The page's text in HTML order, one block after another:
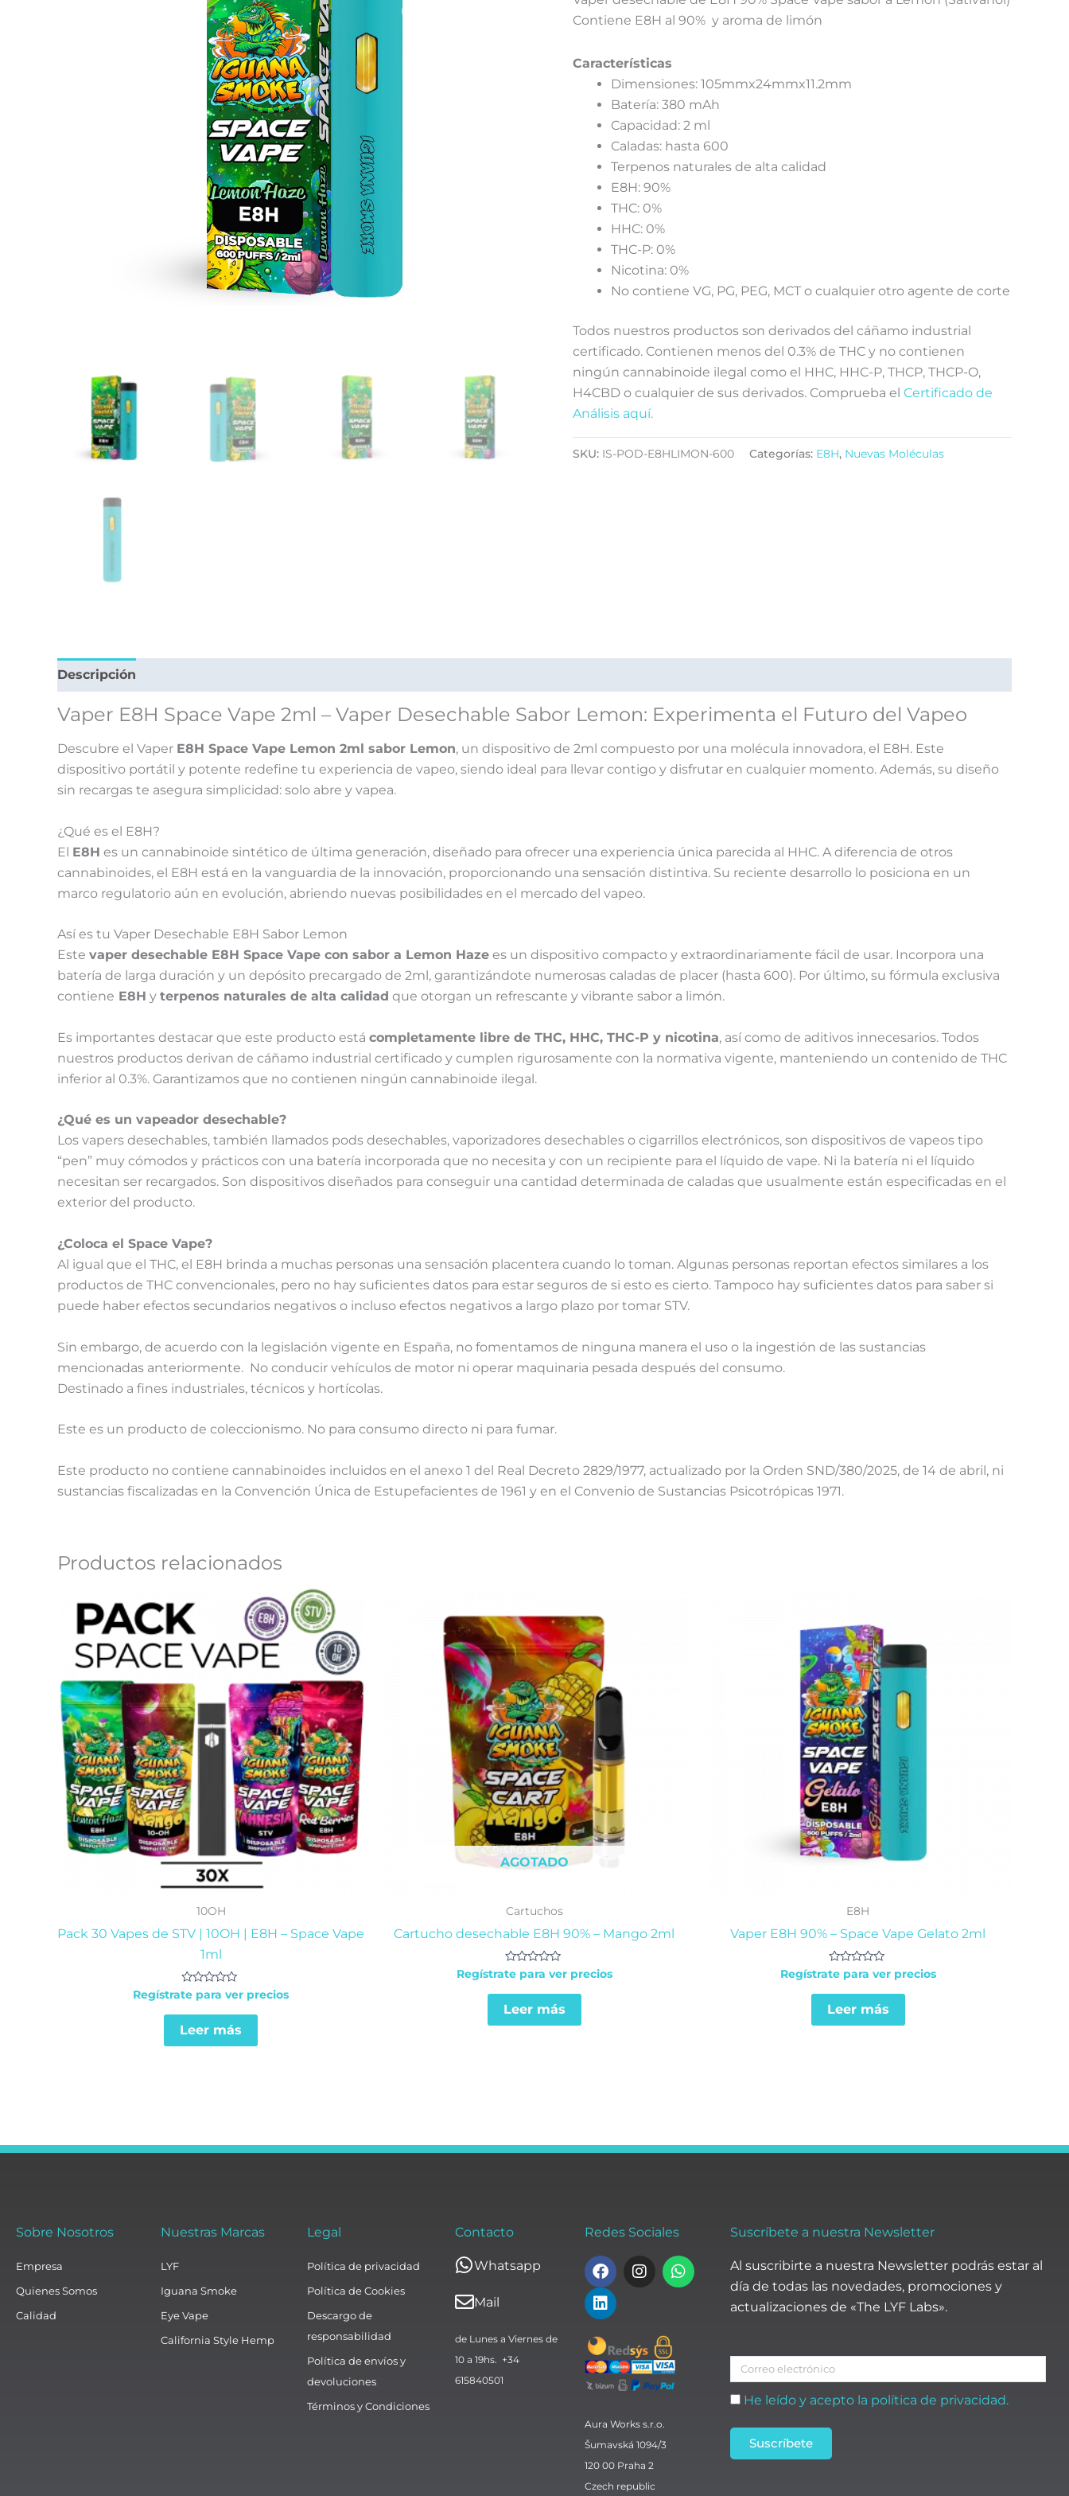
Contiene E8H al 90% y aroma de limón
Características
Dimensiones: 105mmx24mmx11.2mm
Batería: 380 mAh
Capacidad: 2 ml
Caladas: hasta 600
Terpenos naturales de alta calidad
E8H: 90%
THC: 0%
HHC: 0%
THC-P: 0%
Nicotina: 0%
No contiene VG, PG, PEG, MCT o cualquier otro agente de corte
Todos nuestros productos son derivados del cáñamo industrial
certificado. Contienen menos del 0.3% de THC y no contienen
ningún cannabinoide ilegal como el HHC, HHC-P, THCP, THCP-O,
H4CBD o cualquier de sus derivados. Comprueba el Certificado de
Análisis aquí.
SKU: IS-POD-E8HLIMON-600 Categorías: E8H, Nuevas Moléculas
Descripción
Vaper E8H Space Vape 2ml – Vaper Desechable Sabor Lemon: Experimenta el Futuro del Vapeo
Descubre el Vaper E8H Space Vape Lemon 2ml sabor Lemon, un dispositivo de 2ml compuesto por una molécula innovadora, el E8H. Este
dispositivo portátil y potente redefine tu experiencia de vapeo, siendo ideal para llevar contigo y disfrutar en cualquier momento. Además, su diseño
sin recargas te asegura simplicidad: solo abre y vapea.
¿Qué es el E8H?
El E8H es un cannabinoide sintético de última generación, diseñado para ofrecer una experiencia única parecida al HHC. A diferencia de otros
cannabinoides, el E8H está en la vanguardia de la innovación, proporcionando una sensación distintiva. Su reciente desarrollo lo posiciona en un
marco regulatorio aún en evolución, abriendo nuevas posibilidades en el mercado del vapeo.
Así es tu Vaper Desechable E8H Sabor Lemon
Este vaper desechable E8H Space Vape con sabor a Lemon Haze es un dispositivo compacto y extraordinariamente fácil de usar. Incorpora una
batería de larga duración y un depósito precargado de 2ml, garantizándote numerosas caladas de placer (hasta 600). Por último, su fórmula exclusiva
contiene E8H y terpenos naturales de alta calidad que otorgan un refrescante y vibrante sabor a limón.
Es importantes destacar que este producto está completamente libre de THC, HHC, THC-P y nicotina, así como de aditivos innecesarios. Todos
nuestros productos derivan de cáñamo industrial certificado y cumplen rigurosamente con la normativa vigente, manteniendo un contenido de THC
inferior al 0.3%. Garantizamos que no contienen ningún cannabinoide ilegal.
¿Qué es un vapeador desechable?
Los vapers desechables, también llamados pods desechables, vaporizadores desechables o cigarrillos electrónicos, son dispositivos de vapeos tipo
“pen” muy cómodos y prácticos con una batería incorporada que no necesita y con un recipiente para el líquido de vape. Ni la batería ni el líquido
necesitan ser recargados. Son dispositivos diseñados para conseguir una cantidad determinada de caladas que usualmente están especificadas en el
exterior del producto.
¿Coloca el Space Vape?
Al igual que el THC, el E8H brinda a muchas personas una sensación placentera cuando lo toman. Algunas personas reportan efectos similares a los
productos de THC convencionales, pero no hay suficientes datos para estar seguros de si esto es cierto. Tampoco hay suficientes datos para saber si
puede haber efectos secundarios negativos o incluso efectos negativos a largo plazo por tomar STV.
Sin embargo, de acuerdo con la legislación vigente en España, no fomentamos de ninguna manera el uso o la ingestión de las sustancias
mencionadas anteriormente. No conducir vehículos de motor ni operar maquinaria pesada después del consumo.
Destinado a fines industriales, técnicos y hortícolas.
Este es un producto de coleccionismo. No para consumo directo ni para fumar.
Este producto no contiene cannabinoides incluidos en el anexo 1 del Real Decreto 2829/1977, actualizado por la Orden SND/380/2025, de 14 de abril, ni
sustancias fiscalizadas en la Convención Única de Estupefacientes de 1961 y en el Convenio de Sustancias Psicotrópicas 1971.
Productos relacionados
10OH
Pack 30 Vapes de STV | 10OH | E8H – Space Vape
1ml
Valorado
0
de
5
Regístrate para ver precios
Leer más
AGOTADO
Cartuchos
Cartucho desechable E8H 90% – Mango 2ml
Valorado
0
de
5
Regístrate para ver precios
Leer más
E8H
Vaper E8H 90% – Space Vape Gelato 2ml
Valorado
0
de
5
Regístrate para ver precios
Leer más
Sobre Nosotros
Empresa
Quienes Somos
Calidad
Nuestras Marcas
LYF
Iguana Smoke
Eye Vape
California Style Hemp
Legal
Política de privacidad
Política de Cookies
Descargo de
responsabilidad
Política de envíos y
devoluciones
Términos y Condiciones
Contacto
Whatsapp
Mail
de Lunes a Viernes de
10 a 19hs. +34
615840501
Redes Sociales
F
a
c
e
o
o
k
I
n
g
r
a
m
W
h
L
i
n
k
d
i
n
Aura Works s.r.o.
Šumavská 1094/3
120 00 Praha 2
Czech republic
Suscríbete a nuestra Newsletter
Al suscribirte a nuestra Newsletter podrás estar al
día de todas las novedades, promociones y
actualizaciones de «The LYF Labs».
Correo
electrónico
Aceptación
He leído y acepto la política de privacidad.
Suscríbete